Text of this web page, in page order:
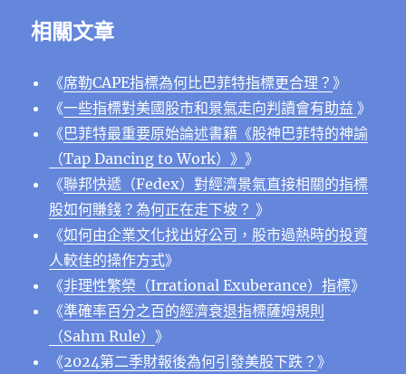
相關文章
《席勒CAPE指標為何比巴菲特指標更合理？》
《一些指標對美國股市和景氣走向判讀會有助益 》
《巴菲特最重要原始論述書籍《股神巴菲特的神諭
（Tap Dancing to Work）》》
《聯邦快遞（Fedex）對經濟景氣直接相關的指標
股如何賺錢？為何正在走下坡？》
《如何由企業文化找出好公司，股市過熱時的投資
人較佳的操作方式》
《非理性繁榮（Irrational Exuberance）指標》
《準確率百分之百的經濟衰退指標薩姆規則
（Sahm Rule）》
《2024第二季財報後為何引發美股下跌？》